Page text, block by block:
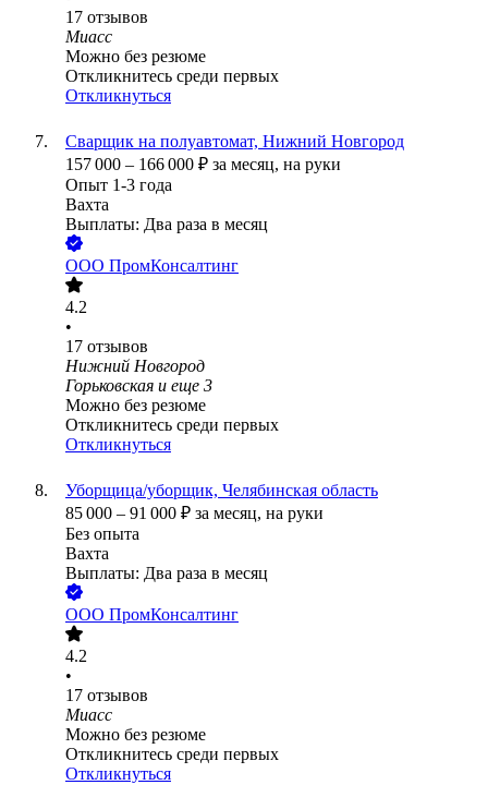
17 отзывов
Миасс
Можно без резюме
Откликнитесь среди первых
Откликнуться
Сварщик на полуавтомат, Нижний Новгород
157 000 – 166 000 ₽ за месяц, на руки
Опыт 1-3 года
Вахта
Выплаты: Два раза в месяц
ООО ПромКонсалтинг
4.2
•
17 отзывов
Нижний Новгород
Горьковская и еще 3
Можно без резюме
Откликнитесь среди первых
Откликнуться
Уборщица/уборщик, Челябинская область
85 000 – 91 000 ₽ за месяц, на руки
Без опыта
Вахта
Выплаты: Два раза в месяц
ООО ПромКонсалтинг
4.2
•
17 отзывов
Миасс
Можно без резюме
Откликнитесь среди первых
Откликнуться